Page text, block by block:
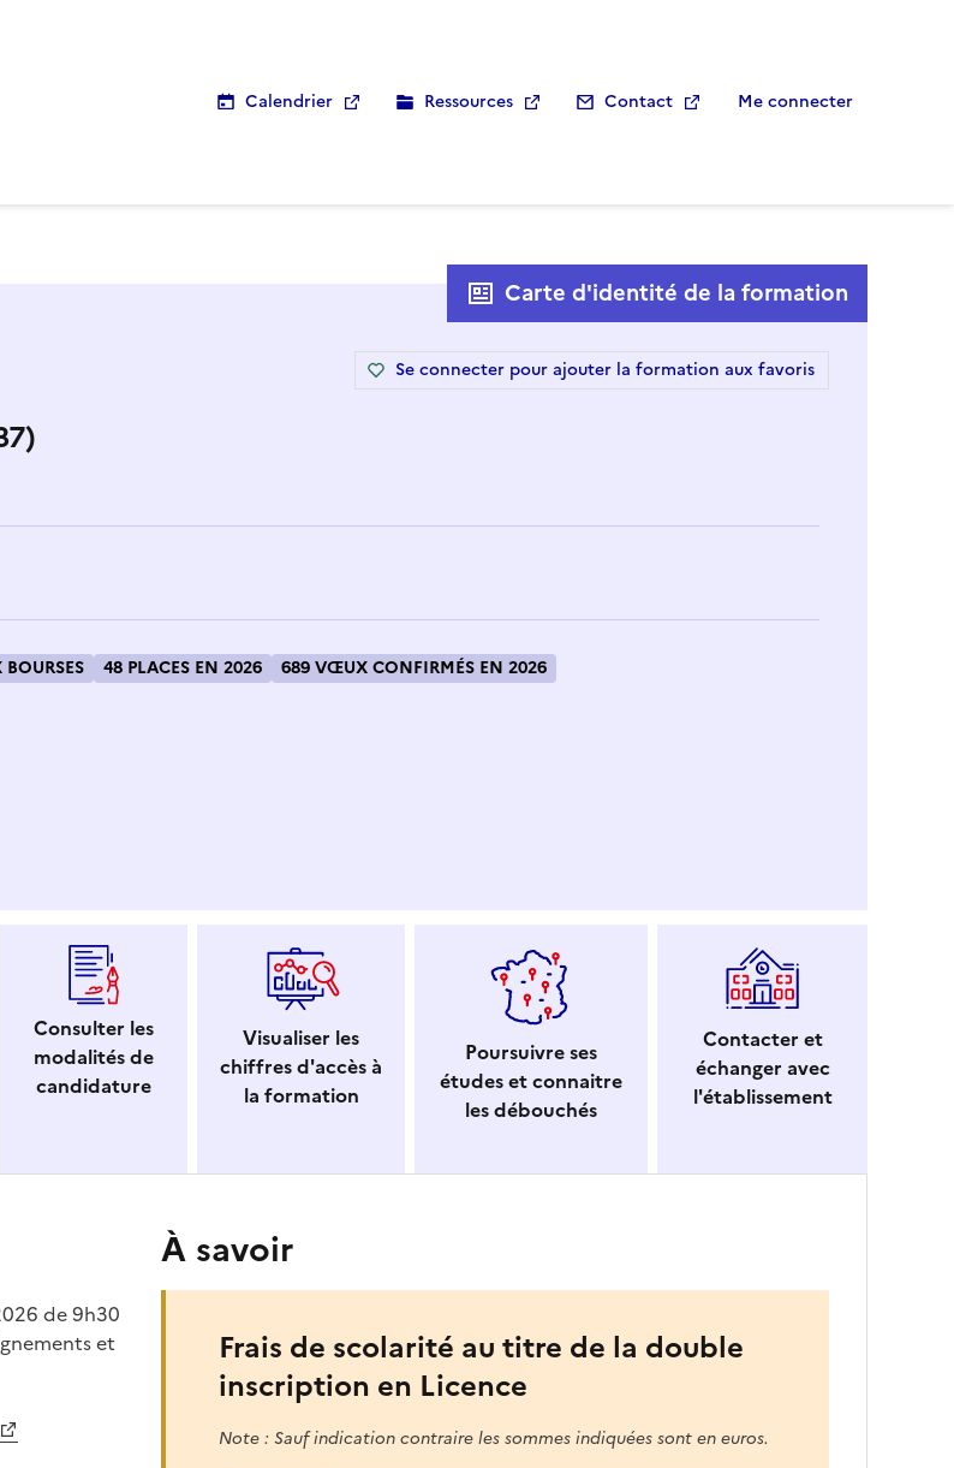
Calendrier Ressources Contact Me connecter
Carte d'identité de la formation
Se connecter pour ajouter la formation aux favoris
48 PLACES EN 2026 689 VŒUX CONFIRMÉS EN 2026
Consulter les
modalités de
candidature
Visualiser les
chiffres d'accès à
la formation
Poursuivre ses
études et connaitre
les débouchés
Contacter et
échanger avec
l'établissement
de 9h30
et
À savoir
Frais de scolarité au titre de la double
inscription en Licence
Note : Sauf indication contraire les sommes indiquées sont en euros.